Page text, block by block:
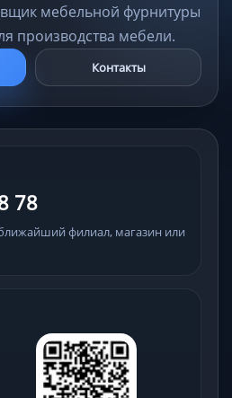
мебельной фурнитуры
производства мебели.
Контакты
78
филиал, магазин или